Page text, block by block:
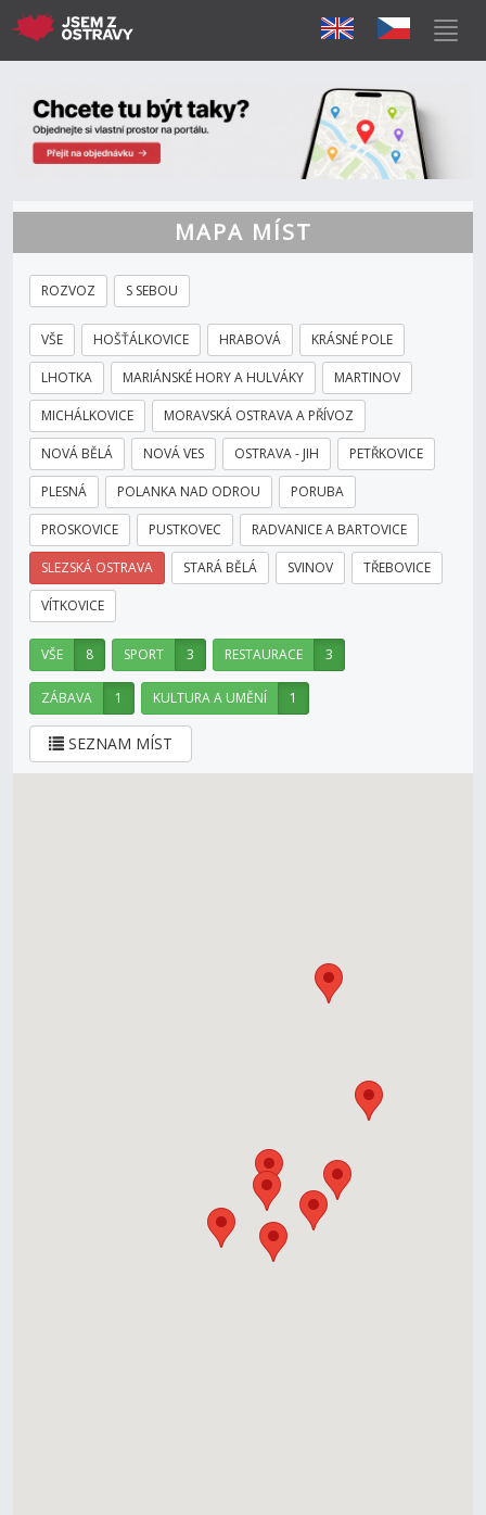
MAPA MÍST
ROZVOZ S SEBOU
VŠE HOŠŤÁLKOVICE HRABOVÁ KRÁSNÉ POLE
LHOTKA MARIÁNSKÉ HORY A HULVÁKY MARTINOV
MICHÁLKOVICE MORAVSKÁ OSTRAVA A PŘÍVOZ
NOVÁ BĚLÁ NOVÁ VES OSTRAVA - JIH PETŘKOVICE
PLESNÁ POLANKA NAD ODROU PORUBA
PROSKOVICE PUSTKOVEC RADVANICE A BARTOVICE
SLEZSKÁ OSTRAVA STARÁ BĚLÁ SVINOV TŘEBOVICE
VÍTKOVICE
VŠE 8 SPORT 3 RESTAURACE 3
ZÁBAVA 1 KULTURA A UMĚNÍ 1
SEZNAM MÍST